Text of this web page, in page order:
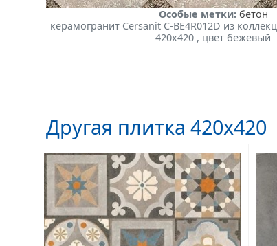
Особые метки: бетон
керамогранит Cersanit C-BE4R012D из
420x420 , цвет бежевый
Другая плитка 420x420